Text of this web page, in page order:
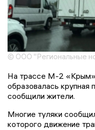
© ООО "Региональные
На трассе М-2
образовалась
сообщили жители.
Многие туляки
которого движение